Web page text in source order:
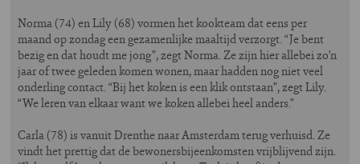
Norma (74) en Lily (68) vormen het kookteam dat eens per
maand op zondag een gezamenlijke maaltijd verzorgt. “Je bent
bezig en dat houdt me jong”, zegt Norma. Ze zijn hier allebei zo’n
jaar of twee geleden komen wonen, maar hadden nog niet veel
onderling contact. “Bij het koken is een klik ontstaan”, zegt Lily.
“We leren van elkaar want we koken allebei heel anders.”
Carla (78) is vanuit Drenthe naar Amsterdam terug verhuisd. Ze
vindt het prettig dat de bewonersbijeenkomsten vrijblijvend zijn.